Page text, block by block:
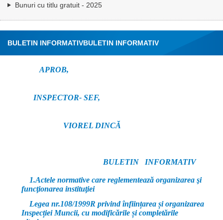
Bunuri cu titlu gratuit - 2025
BULETIN INFORMATIVBULETIN INFORMATIV
APROB,
INSPECTOR- SEF,
VIOREL DINCĂ
BULETIN INFORMATIV
1.Actele normative care reglementează organizarea şi
funcţionarea instituţiei
Legea nr.108/1999R privind înființarea și organizarea
Inspecției Muncii, cu modificările și completările